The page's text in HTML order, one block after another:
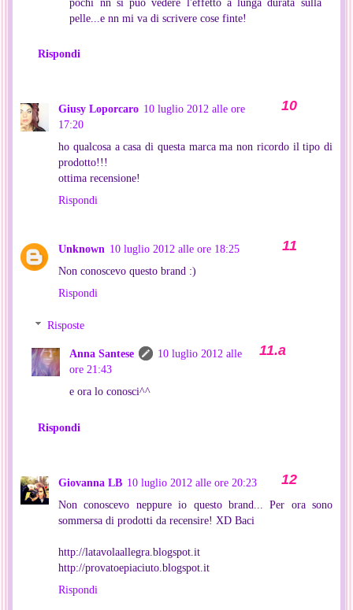
pelle...e nn mi va di scrivere cose finte!
Rispondi
Giusy Loporcaro 10 luglio 2012 alle ore
17:20
ho qualcosa a casa di questa marca ma non ricordo il tipo di
prodotto!!!
ottima recensione!
Rispondi
Unknown 10 luglio 2012 alle ore 18:25
Non conoscevo questo brand :)
Rispondi
Risposte
Anna Santese
10 luglio 2012 alle
ore 21:43
e ora lo conosci^^
Rispondi
Giovanna LB 10 luglio 2012 alle ore 20:23
Non conoscevo neppure io questo brand... Per ora sono
sommersa di prodotti da recensire! XD Baci
http://latavolaallegra.blogspot.it
http://provatoepiaciuto.blogspot.it
Rispondi